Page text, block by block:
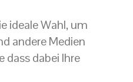
ideale Wahl, um
andere Medien
dass dabei Ihre